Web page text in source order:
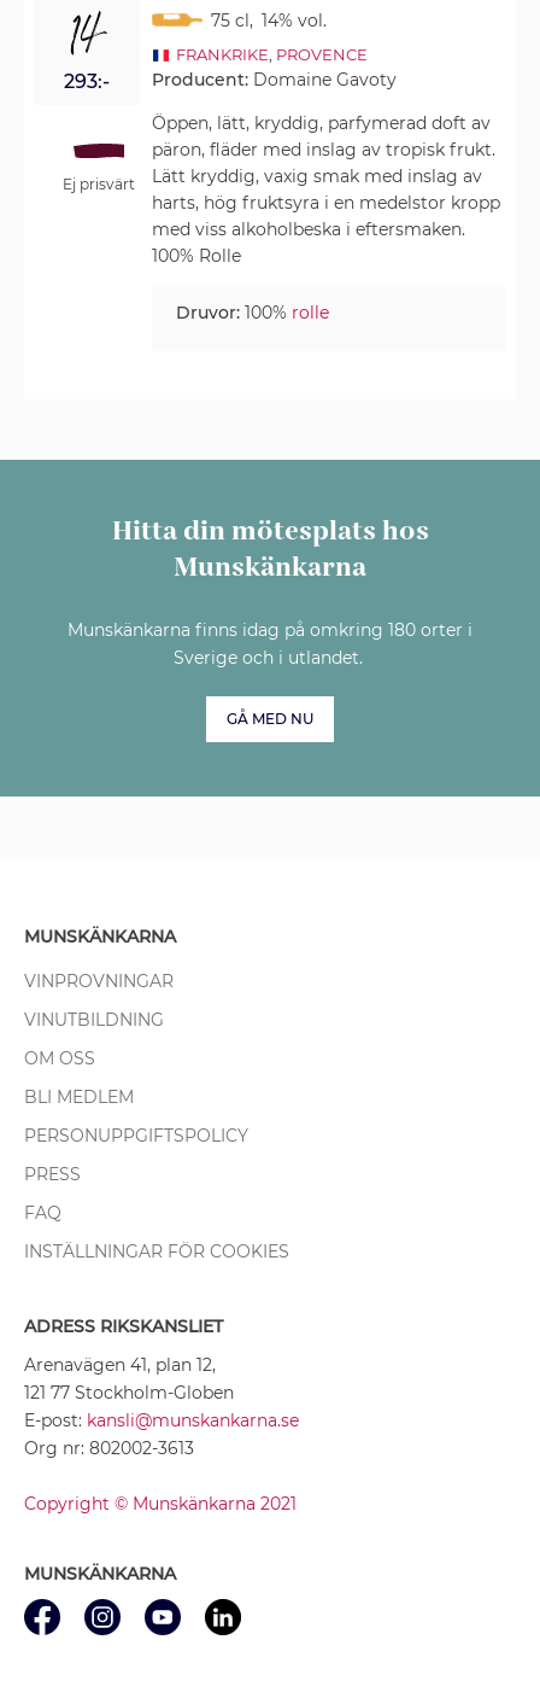
14
293:-
Ej prisvärt
75 cl, 14% vol.
FRANKRIKE PROVENCE
Producent: Domaine Gavoty
Öppen, lätt, kryddig, parfymerad doft av
päron, fläder med inslag av tropisk frukt.
Lätt kryddig, vaxig smak med inslag av
harts, hög fruktsyra i en medelstor kropp
med viss alkoholbeska i eftersmaken.
100% Rolle
Druvor: 100% rolle
Hitta din mötesplats hos
Munskänkarna
Munskänkarna finns idag på omkring 180 orter i
Sverige och i utlandet.
GÅ MED NU
MUNSKÄNKARNA
VINPROVNINGAR
VINUTBILDNING
OM OSS
BLI MEDLEM
PERSONUPPGIFTSPOLICY
PRESS
FAQ
INSTÄLLNINGAR FÖR COOKIES
ADRESS RIKSKANSLIET
Arenavägen 41, plan 12,
121 77 Stockholm-Globen
E-post: kansli@munskankarna.se
Org nr: 802002-3613
Copyright © Munskänkarna 2021
MUNSKÄNKARNA